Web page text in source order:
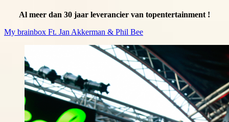
Al meer dan 30 jaar leverancier van topentertainment !
My brainbox Ft. Jan Akkerman & Phil Bee